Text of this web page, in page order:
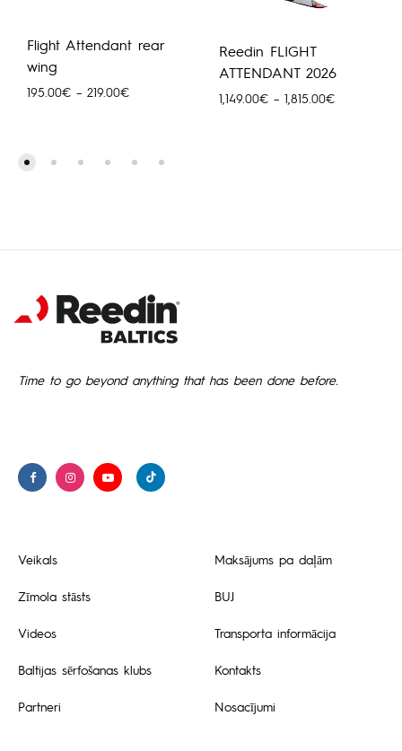
Flight Attendant rear
wing
195.00€ – 219.00€Price
219.00€
Reedin FLIGHT
ATTENDANT 2026
1,149.00€ – 1,815.00€Price
Time to go beyond anything that has been done before.
Veikals
Zīmola stāsts
Videos
Baltijas sērfošanas klubs
Partneri
Maksājums pa daļām
BUJ
Transporta informācija
Kontakts
Nosacījumi